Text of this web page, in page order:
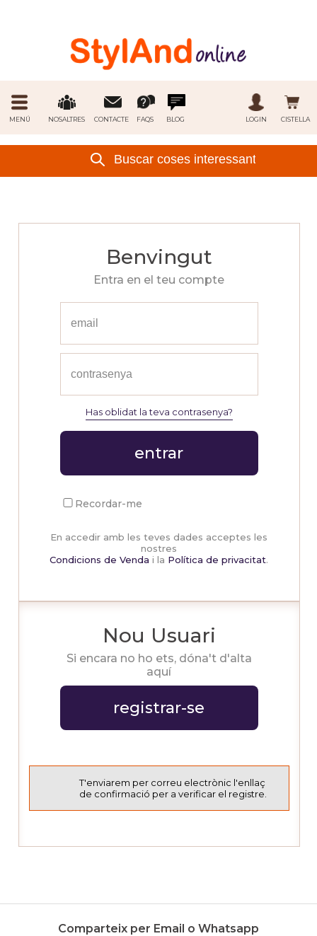
MENÚ NOSALTRES CONTACTE FAQS BLOG CISTELLA
LOGIN
Benvingut
Entra en el teu compte
Has oblidat la teva contrasenya?
entrar
Recordar-me
En accedir amb les teves dades acceptes les
nostres
Condicions de Venda i la Política de privacitat.
Nou Usuari
Si encara no ho ets, dóna't d'alta
aquí
registrar-se
T'enviarem per correu electrònic l'enllaç
de confirmació per a verificar el registre.
Comparteix per Email o Whatsapp